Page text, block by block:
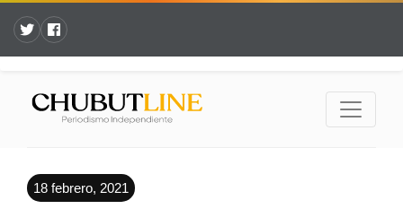
18 febrero, 2021